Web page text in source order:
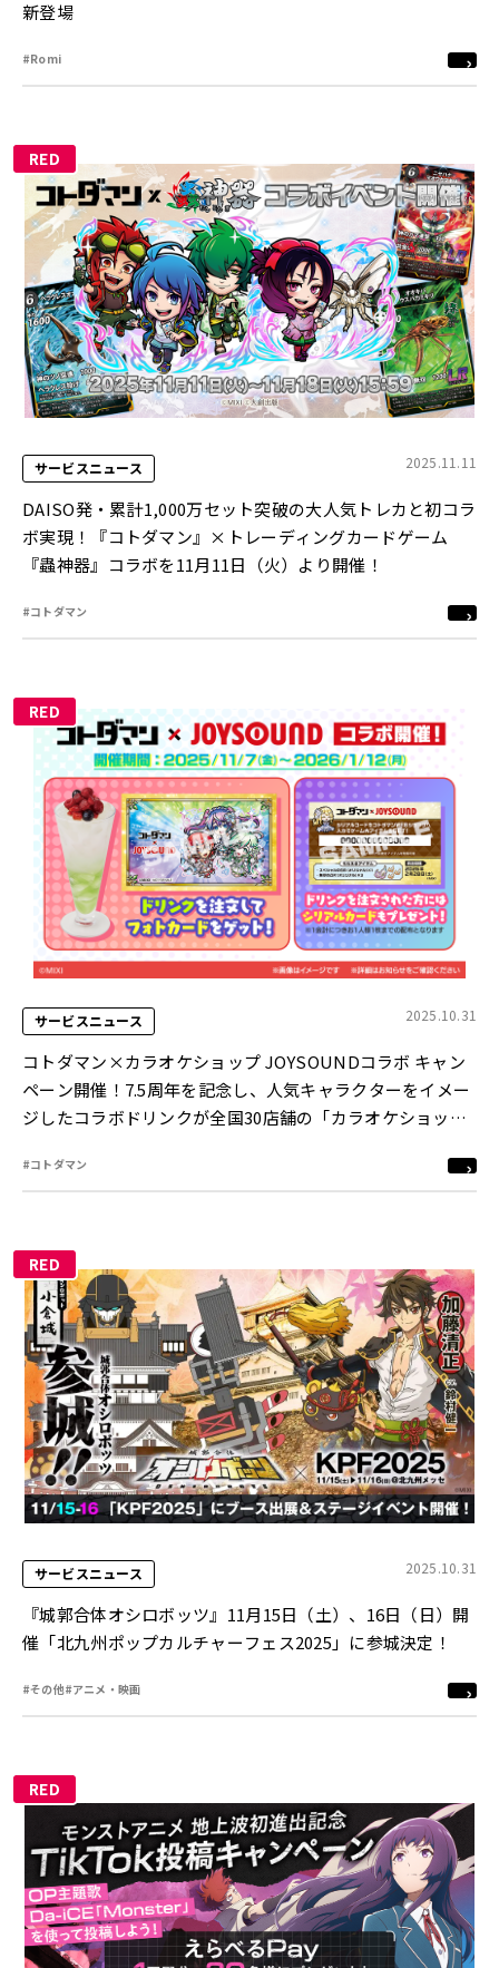
新登場
#Romi
RED
サービスニュース 2025.11.11
DAISO発・累計1,000万セット突破の大人気トレカと初コラ
ボ実現！『コトダマン』×トレーディングカードゲーム
『蟲神器』コラボを11月11日（火）より開催！
#コトダマン
RED
サービスニュース 2025.10.31
コトダマン×カラオケショップ JOYSOUNDコラボ キャン
ペーン開催！7.5周年を記念し、人気キャラクターをイメー
ジしたコラボドリンクが全国30店舗の「カラオケショップ
#コトダマン
RED
サービスニュース 2025.10.31
『城郭合体オシロボッツ』11月15日（土）、16日（日）開
催「北九州ポップカルチャーフェス2025」に参城決定！
#その他#アニメ・映画
RED